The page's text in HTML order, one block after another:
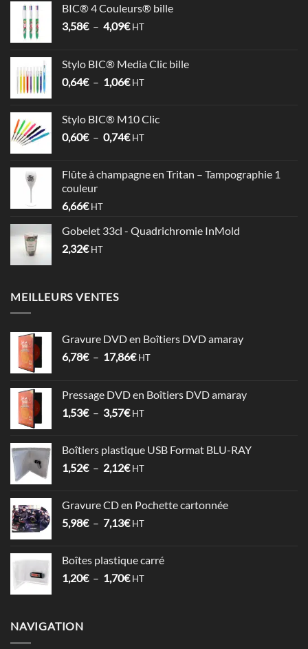
BIC® 4 Couleurs® bille
3,58€ – 4,09€Plage
3,58€
à
HT
Stylo BIC® Media Clic bille
0,64€ – 1,06€Plage
0,64€
à
HT
Stylo BIC® M10 Clic
0,60€ – 0,74€Plage
0,60€
HT
Flûte à champagne en Tritan – Tampographie 1
couleur
6,66€ HT
Gobelet 33cl - Quadrichromie InMold
2,32€ HT
MEILLEURS VENTES
Gravure DVD en Boîtiers DVD amaray
6,78€ – 17,86€Plage
6,78€
à
HT
Pressage DVD en Boîtiers DVD amaray
1,53€ – 3,57€Plage
1,53€
à
HT
Boîtiers plastique USB Format BLU-RAY
1,52€ – 2,12€Plage
1,52€
à
HT
Gravure CD en Pochette cartonnée
5,98€ – 7,13€Plage
5,98€
à
HT
Boîtes plastique carré
1,20€ – 1,70€Plage
HT
NAVIGATION